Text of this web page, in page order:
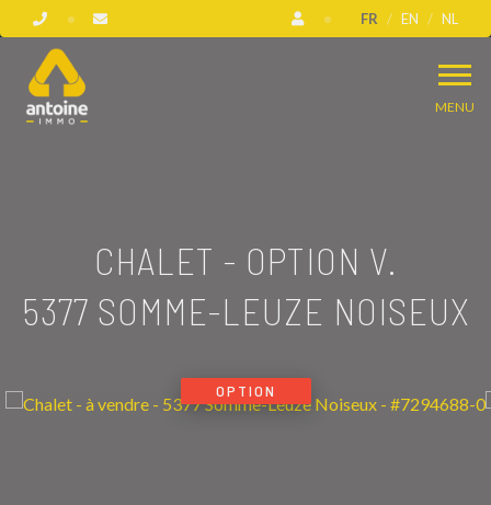
FR EN NL
MENU
CHALET - OPTION V.
5377 SOMME-LEUZE NOISEUX
OPTION